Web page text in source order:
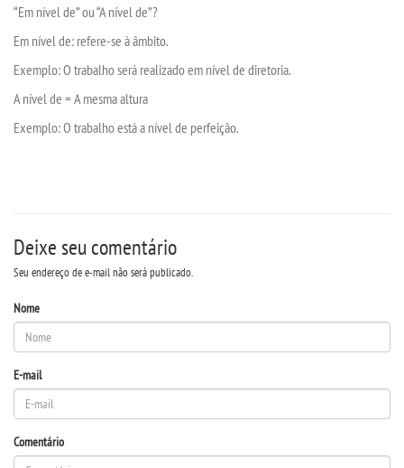
VESTIBULAR
EDITAL
BLOG CONEXÃO UNIESP
“Em nível de”ou“A nível de”?
Em nível de: refere-se àâmbito.
Exemplo: O trabalho será realizado em nível de diretoria.
A nível de = A mesma altura
Exemplo: O trabalhoestáa nível de perfeição.
Deixe seu comentário
Seu endereço de e-mail não será publicado.
Nome
E-mail
Comentário